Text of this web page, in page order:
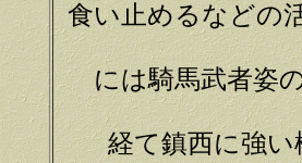
食い止めるなどの
には騎馬武者姿
経て鎮西に強